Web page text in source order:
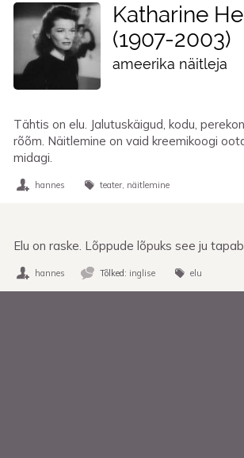
Katharine
1907-2003
ameerika näitleja
Tähtis on elu. Jalutuskäigud, kodu,
rõõm. Näitlemine on vaid kreemikoogi
midagi.
hannes teater näitlemine
Elu on raske. Lõppude lõpuks see ju
hannes Tõlked: inglise elu